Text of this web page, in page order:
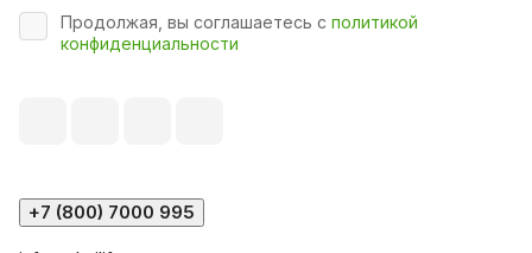
Продолжая, вы соглашаетесь с политикой
конфиденциальности
+7 (800) 7000 995